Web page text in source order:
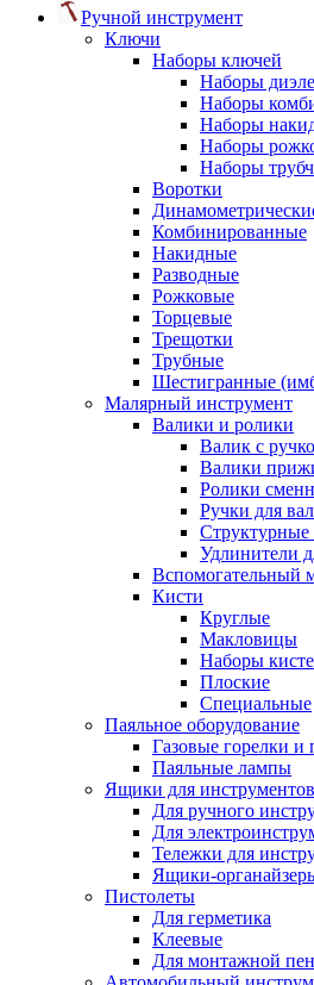
Ручной инструмент
Ключи
Наборы ключей
Наборы
Наборы
Наборы
Наборы
Наборы
Воротки
Комбинированные
Накидные
Разводные
Рожковые
Торцевые
Трещотки
Трубные
Шестигранные
Малярный инструмент
Валики и ролики
Валик с
Валики
Ролики
Ручки для
Структурные
Удлинители
Вспомогательный
Кисти
Круглые
Макловицы
Наборы
Плоские
Специальные
Паяльное оборудование
Газовые горелки и
Паяльные лампы
Ящики для инструментов
Для ручного
Для
Тележки для
Ящики-
Пистолеты
Для герметика
Клеевые
Для монтажной